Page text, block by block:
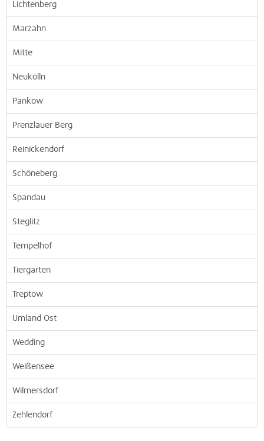
Lichtenberg
Marzahn
Mitte
Neukölln
Pankow
Prenzlauer Berg
Reinickendorf
Schöneberg
Spandau
Steglitz
Tempelhof
Tiergarten
Treptow
Umland Ost
Wedding
Weißensee
Wilmersdorf
Zehlendorf